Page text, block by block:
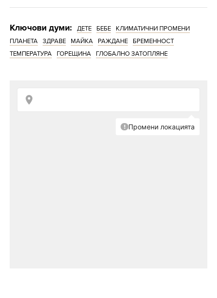
Ключови думи: ДЕТЕ БЕБЕ
КЛИМАТИЧНИ ПРОМЕНИ
ПЛАНЕТА
ЗДРАВЕ МАЙКА РАЖДАНЕ
БРЕМЕННОСТ
ТЕМПЕРАТУРА
ГОРЕЩИНА ГЛОБАЛНО ЗАТОПЛЯНЕ